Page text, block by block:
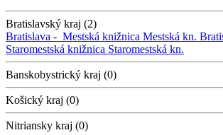
Bratislavský kraj (2)
Bratislava - Mestská knižnica Mestská kn.
Staromestská knižnica Staromestská kn.
Banskobystrický kraj (0)
Košický kraj (0)
Nitriansky kraj (0)